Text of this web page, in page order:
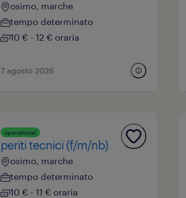
osimo, marche
tempo determinato
10 € - 12 € oraria
7 agosto 2026
operational
periti tecnici (f/m/nb)
osimo, marche
tempo determinato
10 € - 11 € oraria